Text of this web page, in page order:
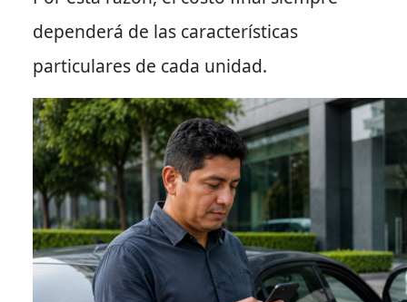
dependerá de las características
particulares de cada unidad.